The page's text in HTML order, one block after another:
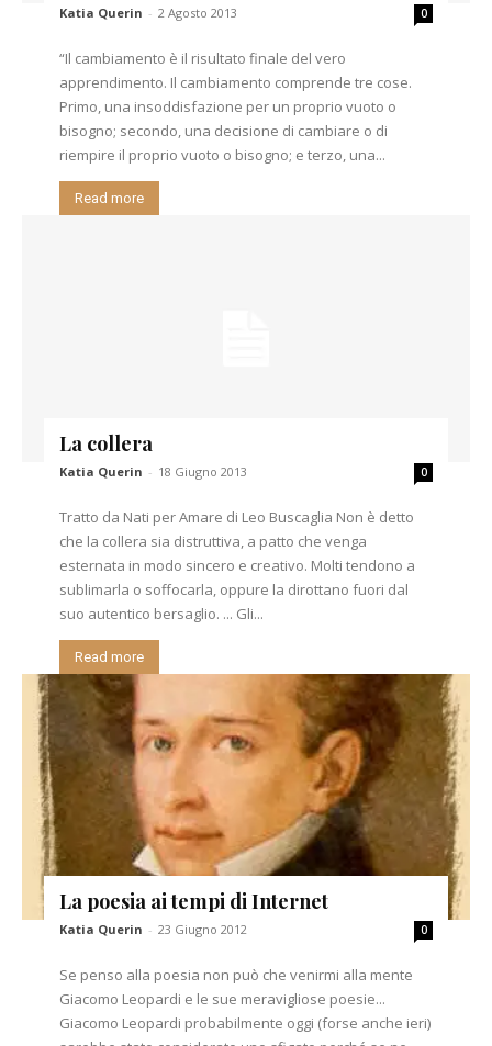
Katia Querin - 2 Agosto 2013 0
“Il cambiamento è il risultato finale del vero
apprendimento. Il cambiamento comprende tre cose.
Primo, una insoddisfazione per un proprio vuoto o
bisogno; secondo, una decisione di cambiare o di
riempire il proprio vuoto o bisogno; e terzo, una...
Read more
La collera
Katia Querin - 18 Giugno 2013 0
Tratto da Nati per Amare di Leo Buscaglia Non è detto
che la collera sia distruttiva, a patto che venga
esternata in modo sincero e creativo. Molti tendono a
sublimarla o soffocarla, oppure la dirottano fuori dal
suo autentico bersaglio. ... Gli...
Read more
La poesia ai tempi di Internet
Katia Querin - 23 Giugno 2012 0
Se penso alla poesia non può che venirmi alla mente
Giacomo Leopardi e le sue meravigliose poesie...
Giacomo Leopardi probabilmente oggi (forse anche ieri)